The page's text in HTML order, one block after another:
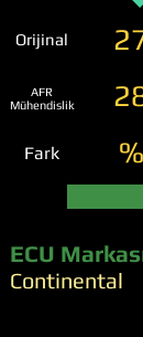
Orijinal
AFR
Mühendislik
Fark
ECU
Continental